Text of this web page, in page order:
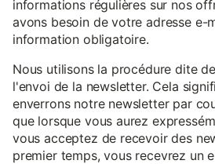
informations régulières sur nos
avons besoin de votre adresse e-
information obligatoire.
Nous utilisons la procédure dite
l'envoi de la newsletter. Cela
enverrons notre newsletter par
que lorsque vous aurez
vous acceptez de recevoir des
premier temps, vous recevrez un